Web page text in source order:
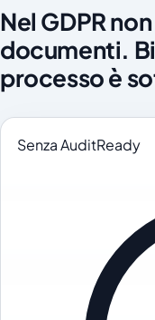
Nel GDPR
documenti.
processo è
Senza AuditReady